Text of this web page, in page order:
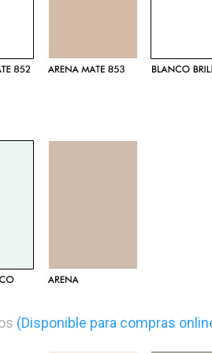
(Disponible para compras